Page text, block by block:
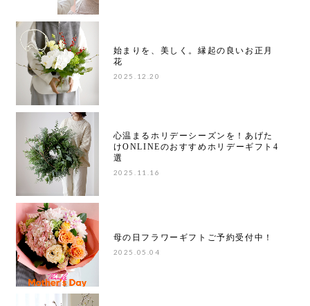
始まりを、美しく。縁起の良いお正月
花
2025.12.20
心温まるホリデーシーズンを！あげた
けONLINEのおすすめホリデーギフト4
選
2025.11.16
母の日フラワーギフトご予約受付中！
2025.05.04